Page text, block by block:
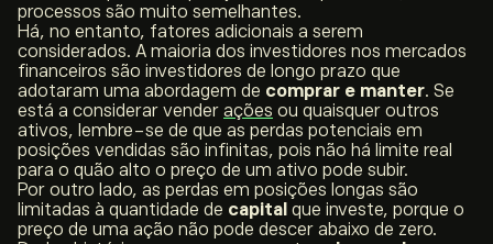
processos são muito semelhantes.
Há, no entanto, fatores adicionais a serem
considerados. A maioria dos investidores nos mercados
financeiros são investidores de longo prazo que
adotaram uma abordagem de comprar e manter. Se
está a considerar vender ações ou quaisquer outros
ativos, lembre-se de que as perdas potenciais em
posições vendidas são infinitas, pois não há limite real
para o quão alto o preço de um ativo pode subir.
Por outro lado, as perdas em posições longas são
limitadas à quantidade de capital que investe, porque o
preço de uma ação não pode descer abaixo de zero.